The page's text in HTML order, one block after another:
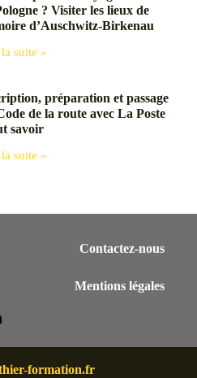
? Visiter les lieux de
d’Auschwitz-Birkenau
suite »
préparation et passage
de la route avec La Poste
savoir
suite »
Contactez-nous
Mentions légales
formation.fr